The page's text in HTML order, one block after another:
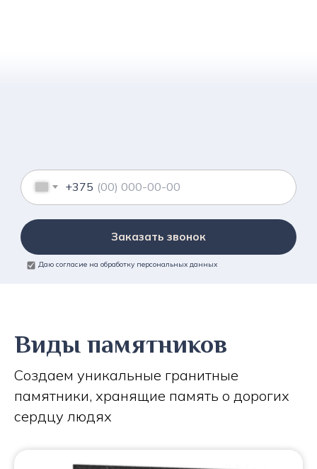
+375
Заказать звонок
Даю согласие на обработку персональных данных
Виды памятников
Создаем уникальные гранитные
памятники, хранящие память о дорогих
сердцу людях